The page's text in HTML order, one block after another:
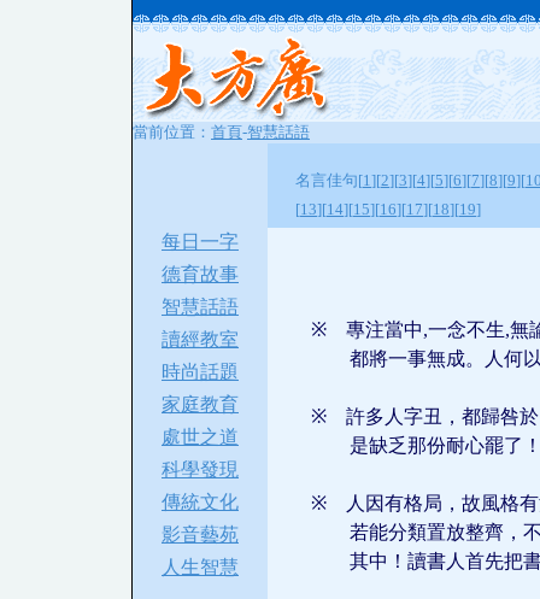
當前位置： 首頁-智慧話語
每日一字
德育故事
智慧話語
讀經教室
時尚話題
家庭教育
處世之道
科學發現
傳統文化
影音藝苑
人生智慧
名言佳句[1][2][3][4][5][6][7][8][9][
[13][14][15][16][17][18][19]
※ 專注當中,一念不生,無
都將一事無成。人何
※ 許多人字丑，都歸咎
是缺乏那份耐心罷了
※
人因有格局，故風格
若能分類置放整齊，
其中！讀書人首先把